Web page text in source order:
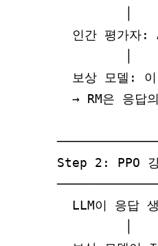
인간 평가자:
보상 모델:
→ RM은 응답
Step 2: PPO 강
LLM이 응답